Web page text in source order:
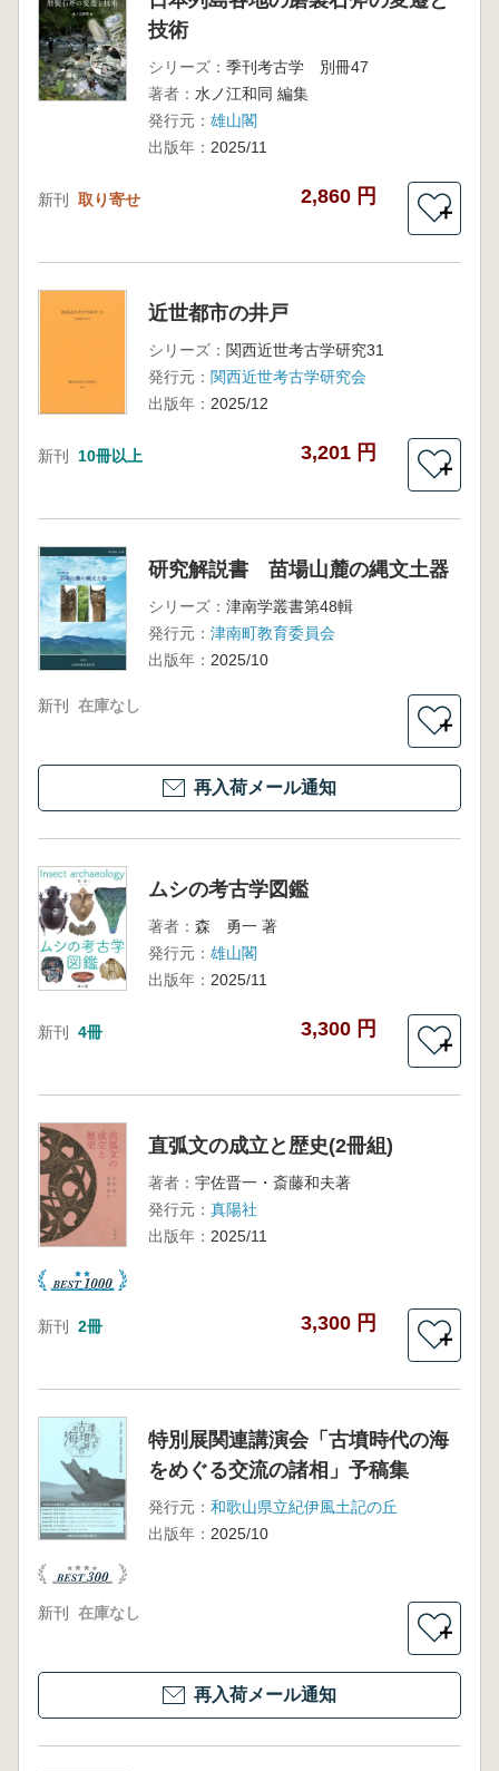
技術
シリーズ： 季刊考古学 別冊47
著者： 水ノ江和同 編集
発行元： 雄山閣
出版年： 2025/11
新刊 取り寄せ 2,860 円
＋
近世都市の井戸
シリーズ： 関西近世考古学研究31
発行元： 関西近世考古学研究会
出版年： 2025/12
新刊 10冊以上 3,201 円
＋
研究解説書 苗場山麓の縄文土器
シリーズ： 津南学叢書第48輯
発行元： 津南町教育委員会
出版年： 2025/10
新刊 在庫なし
＋
再入荷メール通知
ムシの考古学図鑑
著者： 森 勇一 著
発行元： 雄山閣
出版年： 2025/11
新刊 4冊 3,300 円
＋
直弧文の成立と歴史(2冊組)
著者： 宇佐晋一・斎藤和夫著
発行元： 真陽社
出版年： 2025/11
新刊 2冊 3,300 円
＋
特別展関連講演会「古墳時代の海
をめぐる交流の諸相」予稿集
発行元： 和歌山県立紀伊風土記の丘
出版年： 2025/10
新刊 在庫なし
＋
再入荷メール通知